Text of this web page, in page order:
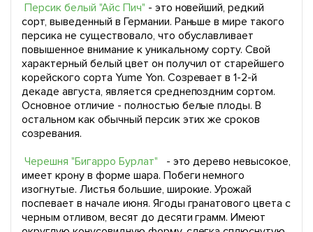
Персик белый "Айс Пич" - это новейший, редкий
сорт, выведенный в Германии. Раньше в мире такого
персика не существовало, что обуславливает
повышенное внимание к уникальному сорту. Свой
характерный белый цвет он получил от старейшего
корейского сорта Yume Yon. Созревает в 1-2-й
декаде августа, является среднепоздним сортом.
Основное отличие - полностью белые плоды. В
остальном как обычный персик этих же сроков
созревания.
Черешня "Бигарро Бурлат"
- это дерево невысокое,
имеет крону в форме шара. Побеги немного
изогнутые. Листья большие, широкие. Урожай
поспевает в начале июня. Ягоды гранатового цвета с
черным отливом, весят до десяти грамм. Имеют